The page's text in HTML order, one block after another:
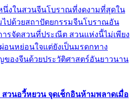
นึ่งในสวนจีนโบราณที่งดงามที่สุดใน
มไปด้วยสถาปัตยกรรมจีนโบราณอัน
ารจัดสวนที่ประณีต สวนแห่งนี้ไม่เพียง
อนหย่อนใจแต่ยังเป็นมรดกทาง
องจีนด้วยประวัติศาสตร์อันยาวนาน
สวนอวี้หยวน จุดเช็กอินห้ามพลาดเมื่อ